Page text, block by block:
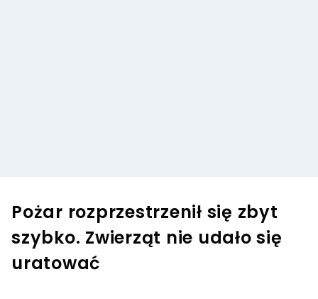
Pożar rozprzestrzenił się zbyt
szybko. Zwierząt nie udało się
uratować